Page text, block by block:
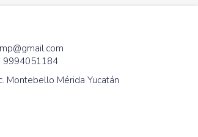
9994051184
Montebello Mérida Yucatán